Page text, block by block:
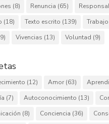
(8) Renuncia (65)
(18) Texto escrito (139)
Vivencias (13) Voluntad (9)
(12) Amor(63)
(7) Autoconocimiento (13)
(8) Conciencia (36)